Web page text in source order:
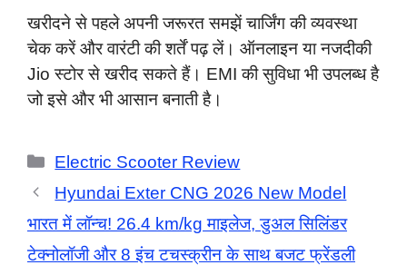
खरीदने से पहले अपनी जरूरत समझें चार्जिंग की व्यवस्था
चेक करें और वारंटी की शर्तें पढ़ लें। ऑनलाइन या नजदीकी
Jio स्टोर से खरीद सकते हैं। EMI की सुविधा भी उपलब्ध है
जो इसे और भी आसान बनाती है।
Categories
Electric Scooter Review
Hyundai Exter CNG 2026 New Model
भारत में लॉन्च! 26.4 km/kg माइलेज, डुअल सिलिंडर
टेक्नोलॉजी और 8 इंच टचस्क्रीन के साथ बजट फ्रेंडली